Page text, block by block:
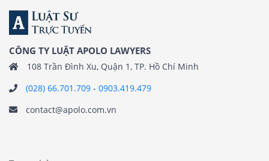
CÔNG TY LUẬT APOLO LAWYERS
108 Trần Đình Xu, Quận 1, TP. Hồ Chí Minh
(028) 66.701.709 - 0903.419.479
contact@apolo.com.vn